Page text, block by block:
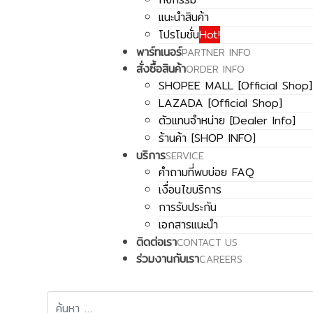
แนะนำสินค้า
โปรโมชั่นHot!
พาร์ทเนอร์PARTNER INFO
สั่งซื้อสินค้าORDER INFO
SHOPEE MALL [Official Shop]
LAZADA [Official Shop]
ตัวแทนจำหน่าย [Dealer Info]
ร้านค้า [SHOP INFO]
บริการSERVICE
คำถามที่พบบ่อย FAQ
เงื่อนไขบริการ
การรับประกัน
เอกสารแนะนำ
ติดต่อเราCONTACT US
ร่วมงานกับเราCAREERS
การค้นหา